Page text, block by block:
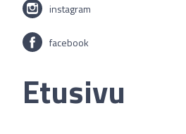
instagram
facebook
Etusivu